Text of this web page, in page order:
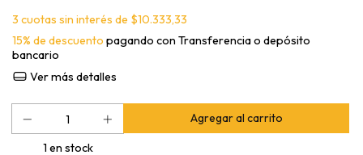
3 cuotas sin interés de $10.333,33
15% de descuento pagando con Transferencia o depósito
bancario
Ver más detalles
1 en stock